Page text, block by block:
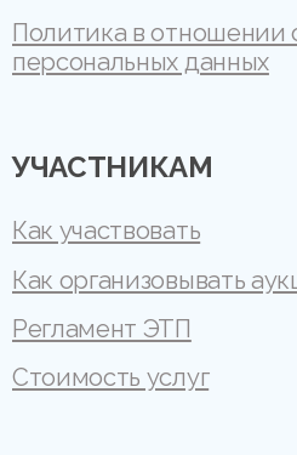
Политика в отношении
персональных данных
УЧАСТНИКАМ
Как участвовать
Как организовывать
Регламент ЭТП
Стоимость услуг